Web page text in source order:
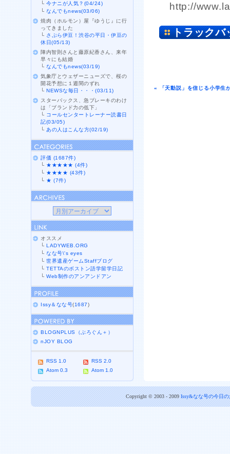
http://
トラックバ
« 「天動説」を信じる小学生
└今ナニが人気？(04/24)
└なんでもnews(03/06)
焼肉（ホルモン）屋『ゆうじ』に行
ってきました
└ さぷら伊豆！渋谷の平日・伊豆の
休日(05/13)
陣内智則さんと藤原紀香さん、来年
早々にも結婚
└なんでもnews(03/19)
気象庁とウェザーニューズで、桜の
開花予想に１週間のずれ
└NEWSな毎日・・・(03/11)
スターバックス、急ブレーキのわけ
は「ブランド力の低下」
└ コールセンタートレーナー読書日
記(03/05)
└ あの人はこんな方(02/19)
評価 (1687件)
└ ★★★★★ (4件)
└ ★★★★ (43件)
└ ★ (7件)
オススメ
└LADYWEB.ORG
└なな号\'s eyes
└世界遺産ゲームStaffブログ
└TETTAのボストン語学留学日記
└Web制作のアンアンドアン
Issy＆なな号(1687)
BLOGNPLUS（ぶろぐん＋）
nJOY BLOG
RSS 1.0
RSS 2.0
Atom 0.3
Atom 1.0
Copyright © 2003 - 2009 Issy&なな号の今日